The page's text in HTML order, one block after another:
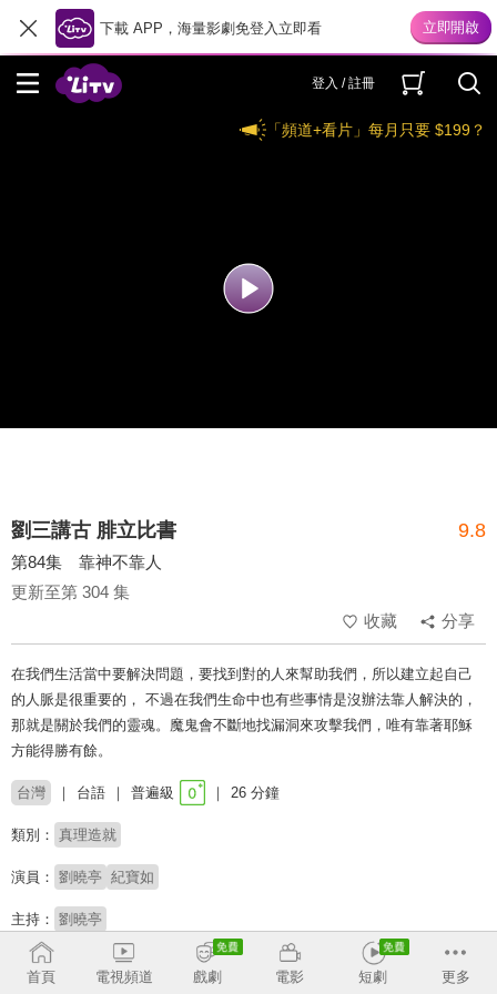
下載 APP，海量影劇免登入立即看
登入 / 註冊
「頻道+看片」每月只要 $199？
劉三講古 腓立比書 9.8
第84集 靠神不靠人
更新至第 304 集
收藏
分享
在我們生活當中要解決問題，要找到對的人來幫助我們，所以建立起自己
的人脈是很重要的， 不過在我們生命中也有些事情是沒辦法靠人解決的，
那就是關於我們的靈魂。魔鬼會不斷地找漏洞來攻擊我們，唯有靠著耶穌
方能得勝有餘。
台灣 台語 普遍級 26 分鐘
類別： 真理造就
演員： 劉曉亭 紀寶如
主持： 劉曉亭
首頁 電視頻道 戲劇 電影 短劇 更多